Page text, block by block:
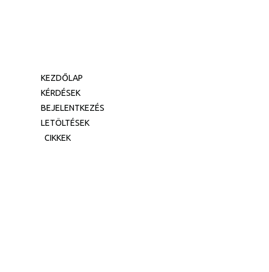
KEZDŐLAP
KÉRDÉSEK
BEJELENTKEZÉS
LETÖLTÉSEK
CIKKEK